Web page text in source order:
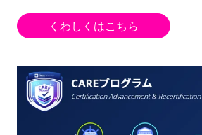
くわしくはこちら